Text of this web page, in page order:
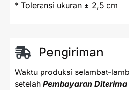
* Toleransi ukuran ± 2,5 cm
Pengiriman
Waktu produksi selambat-
setelah Pembayaran